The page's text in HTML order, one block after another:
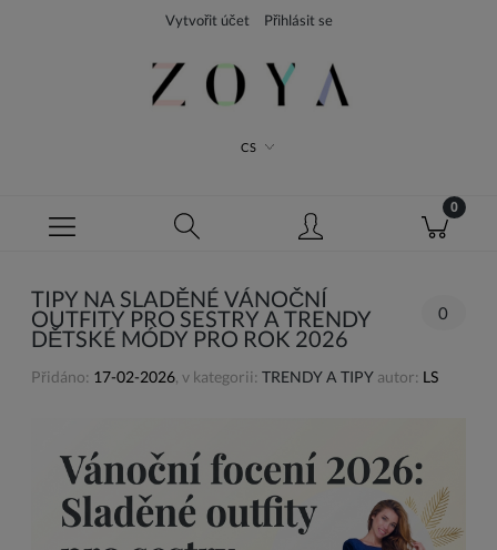
Vytvořit účet Přihlásit se
CS
TIPY NA SLADĚNÉ VÁNOČNÍ
OUTFITY PRO SESTRY A TRENDY
DĚTSKÉ MÓDY PRO ROK 2026
0
Přidáno: 17-02-2026, v kategorii: TRENDY A TIPY autor: LS